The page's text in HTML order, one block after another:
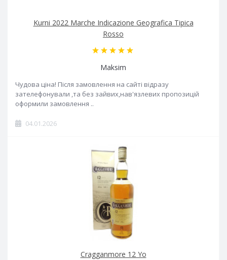
Kurni 2022 Marche Indicazione Geografica Tipica
Rosso
Maksim
Чудова ціна! Після замовлення на сайті відразу
зателефонували ,та без зайвих,нав'язлевих пропозицій
оформили замовлення ..
04.01.2026
Cragganmore 12 Yo